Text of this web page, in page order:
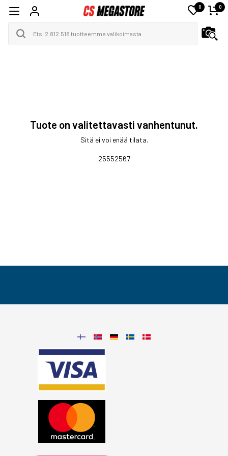
0 0
Tuote on valitettavasti vanhentunut.
Sitä ei voi enää tilata.
25552567